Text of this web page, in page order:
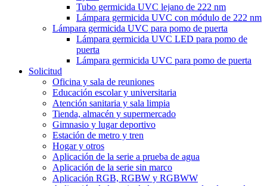
Tubo germicida UVC lejano de 222 nm
Lámpara germicida UVC con módulo de 222 nm
Lámpara germicida UVC para pomo de puerta
Lámpara germicida UVC LED para pomo de
puerta
Lámpara germicida UVC para pomo de puerta
Solicitud
Oficina y sala de reuniones
Educación escolar y universitaria
Atención sanitaria y sala limpia
Tienda, almacén y supermercado
Gimnasio y lugar deportivo
Estación de metro y tren
Hogar y otros
Aplicación de la serie a prueba de agua
Aplicación de la serie sin marco
Aplicación RGB, RGBW y RGBWW